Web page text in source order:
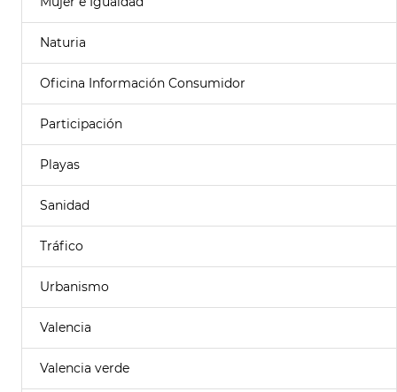
Naturia
Oficina Información Consumidor
Participación
Playas
Sanidad
Tráfico
Urbanismo
Valencia
Valencia verde